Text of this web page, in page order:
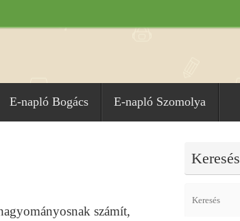
E-napló Bogács E-napló Szomolya
számít,
Keresés